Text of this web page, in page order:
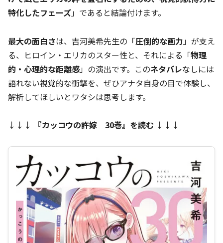
特化したフェーズ」であると結論付けます。
最大の面白さは、吉河美希先生の「圧倒的な画力 」が支え
る、ヒロイン・エリカのスター性と、それによる「物理
的・心理的な距離感」の演出です。このネタバレなしには
語れない視覚的な衝撃を、ぜひアナタ自身の目で体験し、
解析してほしいとワタシは思考します。
↓↓↓ 『カッコウの許嫁 30巻』を読む ↓↓↓